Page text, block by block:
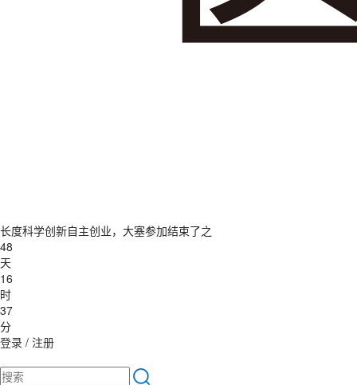
长度科学创新自主创业，大塞参加结束了之
48
天
16
时
37
分
登录 / 注册